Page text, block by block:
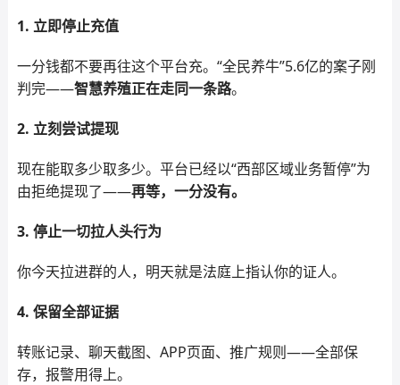
1. 立即停止充值
一分钱都不要再往这个平台充。“全民养牛”5.6亿的案子刚
判完——智慧养殖正在走同一条路。
2. 立刻尝试提现
现在能取多少取多少。平台已经以“西部区域业务暂停”为
由拒绝提现了——再等，一分没有。
3. 停止一切拉人头行为
你今天拉进群的人，明天就是法庭上指认你的证人。
4. 保留全部证据
转账记录、聊天截图、APP页面、推广规则——全部保
存，报警用得上。